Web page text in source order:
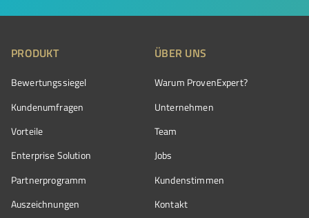
PRODUKT
Bewertungssiegel
Kundenumfragen
Vorteile
Enterprise Solution
Partnerprogramm
Auszeichnungen
ÜBER UNS
Warum ProvenExpert?
Unternehmen
Team
Jobs
Kundenstimmen
Kontakt